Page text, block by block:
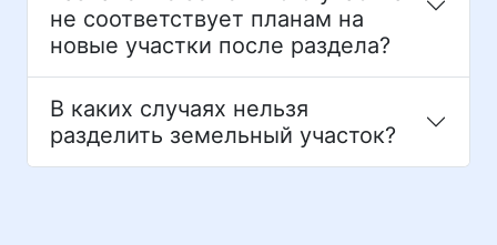
не соответствует планам на
новые участки после раздела?
В каких случаях нельзя
разделить земельный участок?